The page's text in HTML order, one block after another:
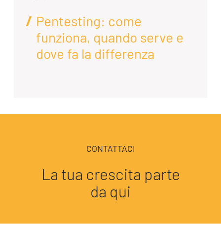
Pentesting: come
funziona, quando serve e
dove fa la differenza
CONTATTACI
La tua crescita parte
da qui